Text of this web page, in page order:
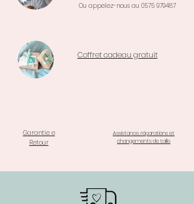
Ou appelez-nous au 0575 979487
Coffret cadeau gratuit
Garantie e
Retour
Assistance, réparations et
changements de taille